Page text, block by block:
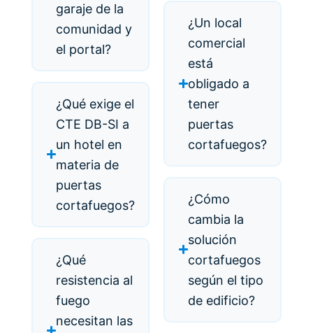
garaje de la
comunidad y
el portal?
¿Qué exige el
CTE DB-SI a
un hotel en
materia de
puertas
cortafuegos?
¿Qué
resistencia al
fuego
necesitan las
¿Un local
comercial
está
obligado a
tener
puertas
cortafuegos?
¿Cómo
cambia la
solución
cortafuegos
según el tipo
de edificio?